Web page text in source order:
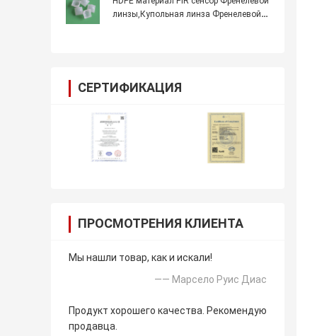
линзы,Купольная линза Френелевой
СЕРТИФИКАЦИЯ
ПРОСМОТРЕНИЯ КЛИЕНТА
Мы нашли товар, как и искали!
—— Марсело Руис Диас
Продукт хорошего качества. Рекомендую
продавца.